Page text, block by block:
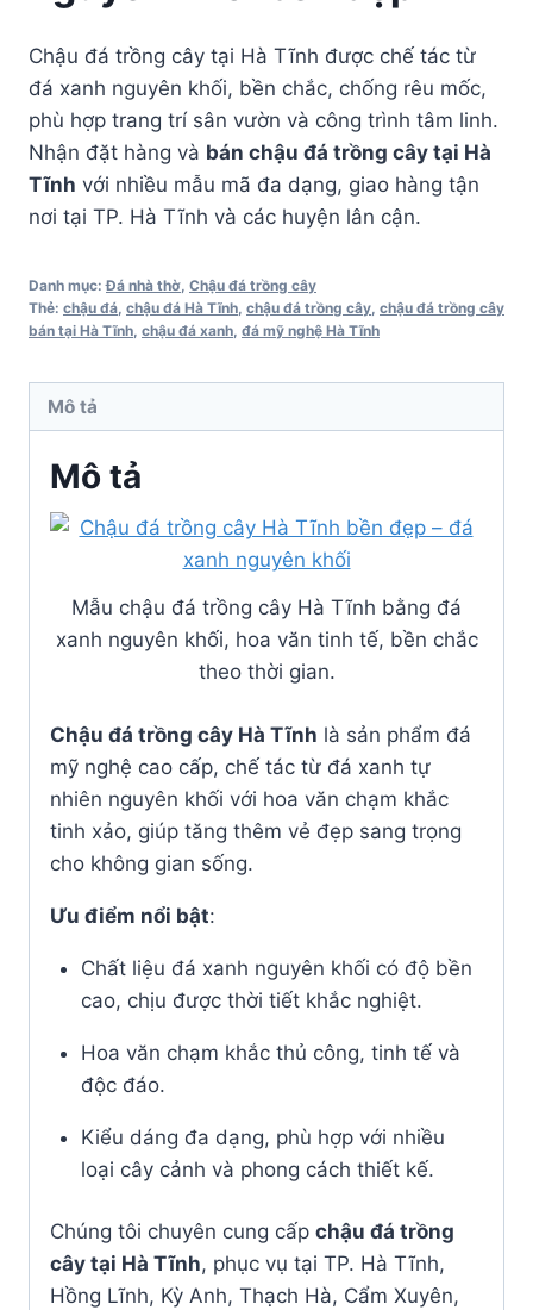
Chậu đá trồng cây tại Hà Tĩnh được chế tác từ
đá xanh nguyên khối, bền chắc, chống rêu mốc,
phù hợp trang trí sân vườn và công trình tâm linh.
Nhận đặt hàng và bán chậu đá trồng cây tại Hà
Tĩnh với nhiều mẫu mã đa dạng, giao hàng tận
nơi tại TP. Hà Tĩnh và các huyện lân cận.
Danh mục:Đá nhà thờ Chậu đá trồng cây
Thẻ: chậu đá chậu đá Hà Tĩnh chậu đá trồng cây chậu đá trồng cây
bán tại Hà Tĩnh chậu đá xanh đá mỹ nghệ Hà Tĩnh
Mô tả
Mô tả
Mẫu chậu đá trồng cây Hà Tĩnh bằng đá
xanh nguyên khối, hoa văn tinh tế, bền chắc
theo thời gian.
Chậu đá trồng cây Hà Tĩnh là sản phẩm đá
mỹ nghệ cao cấp, chế tác từ đá xanh tự
nhiên nguyên khối với hoa văn chạm khắc
tinh xảo, giúp tăng thêm vẻ đẹp sang trọng
cho không gian sống.
Ưu điểm nổi bật:
Chất liệu đá xanh nguyên khối có độ bền
cao, chịu được thời tiết khắc nghiệt.
Hoa văn chạm khắc thủ công, tinh tế và
độc đáo.
Kiểu dáng đa dạng, phù hợp với nhiều
loại cây cảnh và phong cách thiết kế.
Chúng tôi chuyên cung cấp chậu đá trồng
cây tại Hà Tĩnh, phục vụ tại TP. Hà Tĩnh,
Hồng Lĩnh, Kỳ Anh, Thạch Hà, Cẩm Xuyên,